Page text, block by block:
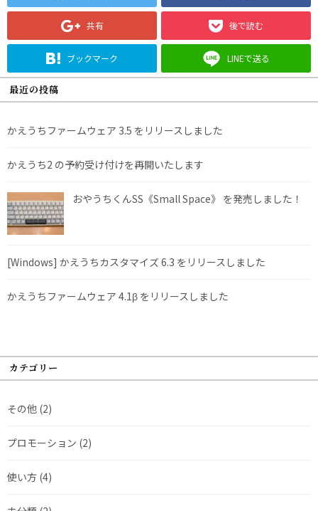
共有 後で読む
ブックマーク LINEで送る
最近の投稿
かえうちファームウェア 3.5 をリリースしました
かえうち2 の予約受け付けを再開いたします
おやうちくんSS《Small Space》 を発売しました！
[Windows] かえうちカスタマイズ 6.3 をリリースしました
かえうちファームウェア 4.1β をリリースしました
カテゴリー
その他 (2)
プロモーション (2)
使い方 (4)